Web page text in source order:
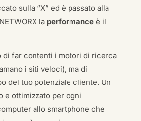
sulla “X” ed è passato alla
la performanceè il
di far contenti i motori di ricerca
i siti veloci), ma di
del tuo potenziale cliente. Un
e ottimizzato per ogni
allo smartphone che